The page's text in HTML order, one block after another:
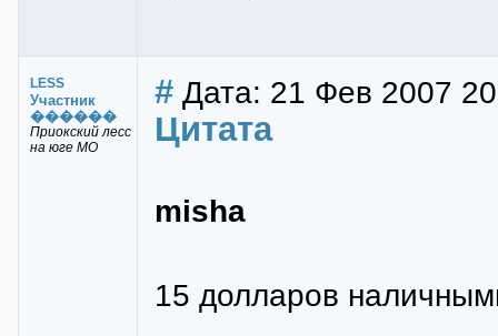
LESS
Участник
������
Приокский лесс
на юге МО
# Дата: 21 Фев 2007
Цитата
misha
15 долларов